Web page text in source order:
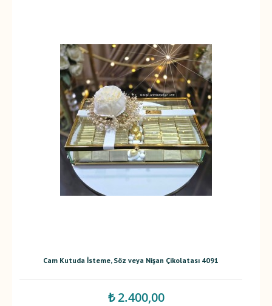
Cam Kutuda İsteme, Söz veya Nişan Çikolatası 4091
₺ 2.400,00